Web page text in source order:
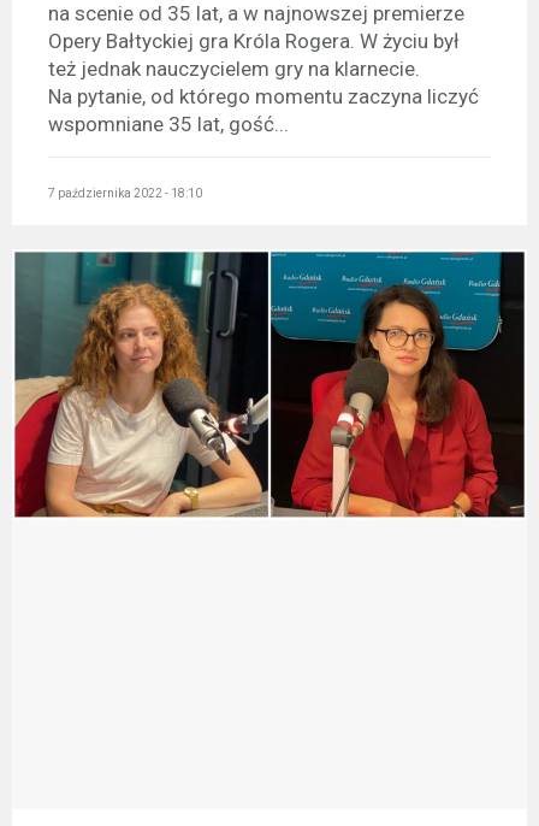
na scenie od 35 lat, a w najnowszej premierze
Opery Bałtyckiej gra Króla Rogera. W życiu był
też jednak nauczycielem gry na klarnecie.
Na pytanie, od którego momentu zaczyna liczyć
wspomniane 35 lat, gość...
7 października 2022 - 18:10